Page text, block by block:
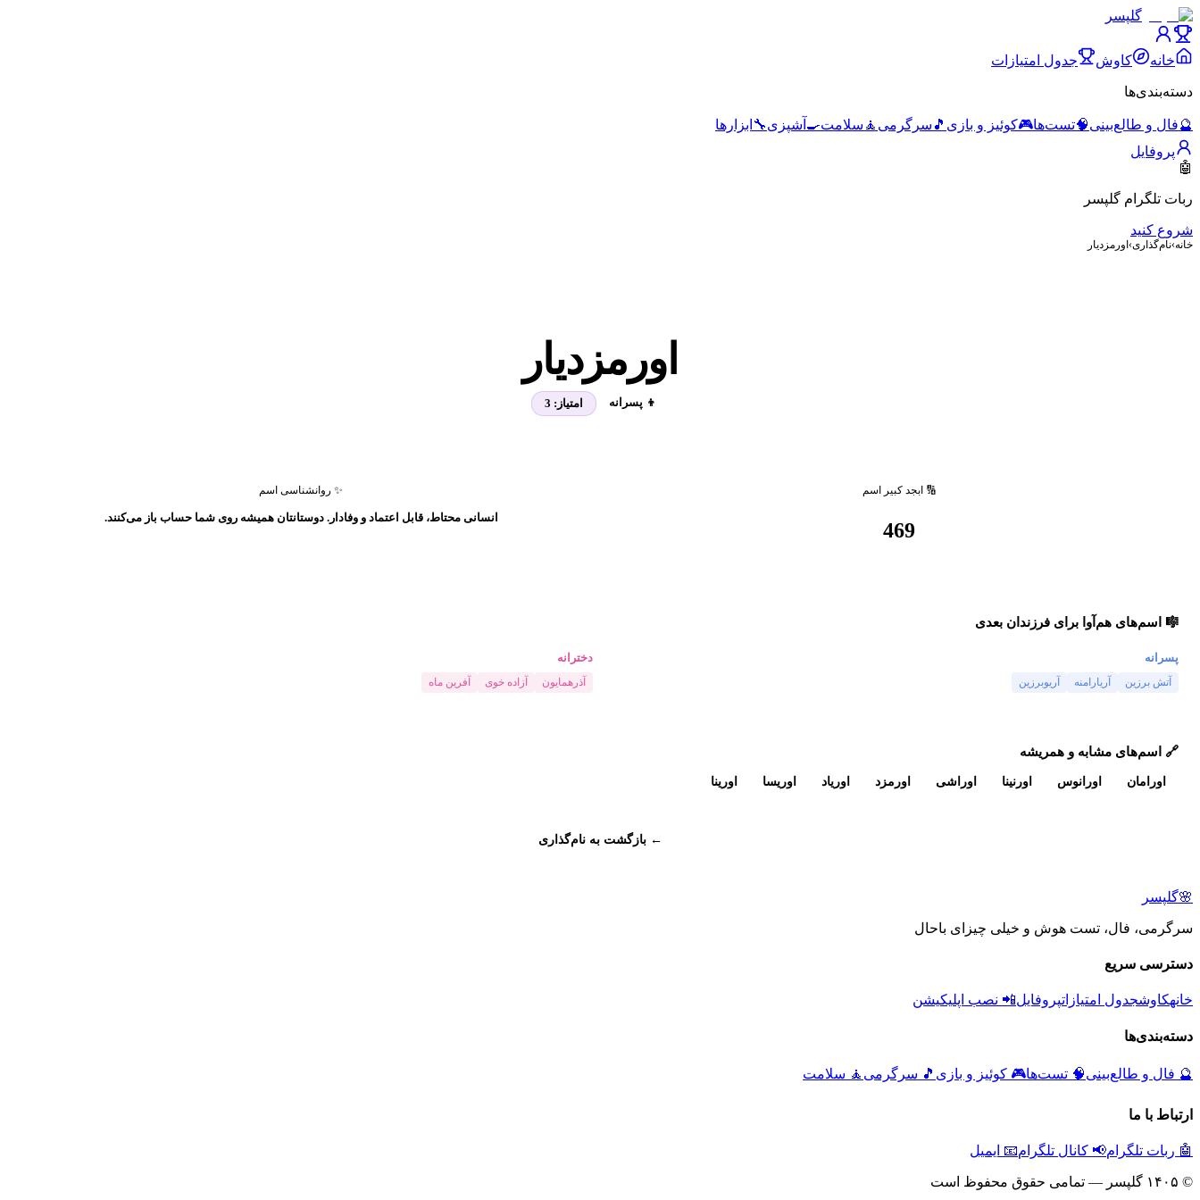
گلپسر
خانه کاوش جدول امتیازات
دسته‌بندی‌ها
🔮فال و طالع‌بینی🧠تست‌ها🎮کوئیز و بازی 🎵 سرگرمی 🧘 سلامت🍳 آشپزی🔧 ابزارها
پروفایل
🤖
ربات تلگرام گلپسر
شروع کنید
خانه›نام‌گذاری› اورمزدیار
اورمزدیار
👦 پسرانه امتیاز: 3
🔢 ابجد کبیر اسم
469
✨ روانشناسی اسم
انسانی محتاط، قابل اعتماد و وفادار. دوستانتان همیشه روی شما حساب باز می‌کنند.
🎼 اسم‌های هم‌آوا برای فرزندان بعدی
پسرانه
آتش برزین آریارامنه آریوبرزین
دخترانه
آذرهمایون آزاده خوی آفرین ماه
🔗 اسم‌های مشابه و همریشه
اورامان اورانوس اورنینا اوراشی اورمزد اوریاد اوریسا اورینا
← بازگشت به نام‌گذاری
🌸گلپسر
سرگرمی، فال، تست هوش و خیلی چیزای باحال
دسترسی سریع
خانهکاوشجدول امتیازاتپروفایل📲 نصب اپلیکیشن
دسته‌بندی‌ها
🔮 فال و طالع‌بینی🧠 تست‌ها🎮 کوئیز و بازی 🎵 سرگرمی 🧘 سلامت
ارتباط با ما
🤖 ربات تلگرام📢 کانال تلگرام📧 ایمیل
© ۱۴۰۵ گلپسر — تمامی حقوق محفوظ است